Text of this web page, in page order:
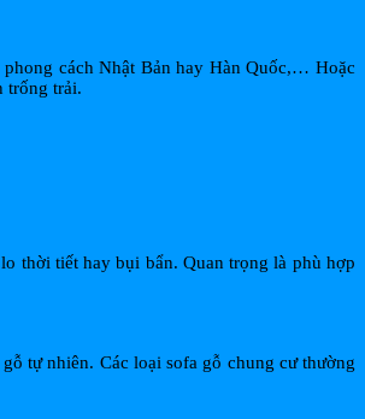
cách Nhật Bản hay Hàn Quốc,… Hoặc
trống trải.
thời tiết hay bụi bẩn. Quan trọng là phù hợp
tự nhiên. Các loại sofa gỗ chung cư thường